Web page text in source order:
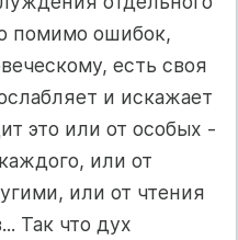
помимо ошибок,
есть своя
и искажает
это или от особых -
или от
или от чтения
Так что дух